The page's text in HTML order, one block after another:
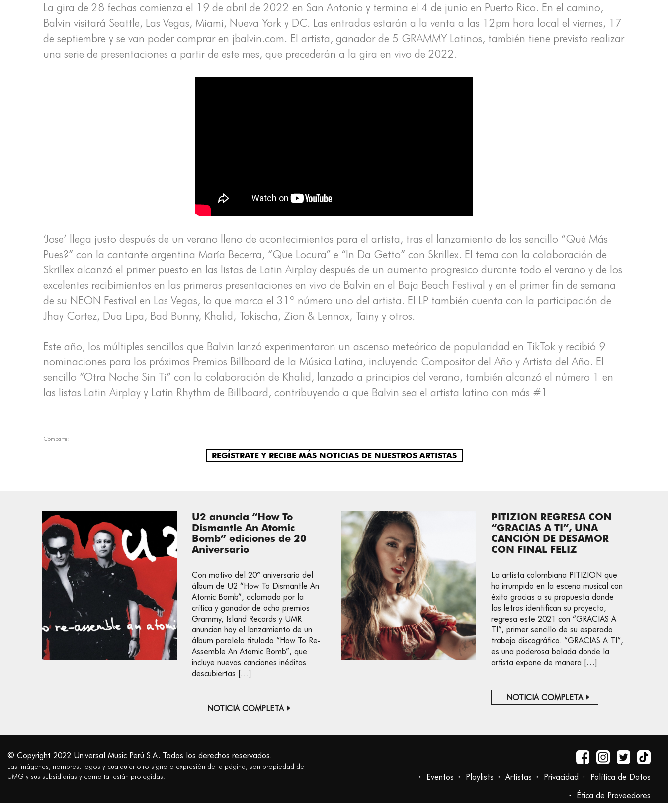
La gira de 28 fechas comienza el 19 de abril de 2022 en San Antonio y termina el 4 de junio en Puerto Rico. En el camino,
Balvin visitará Seattle, Las Vegas, Miami, Nueva York y DC. Las entradas estarán a la venta a las 12pm hora local el viernes, 17
de septiembre y se van poder comprar en jbalvin.com. El artista, ganador de 5 GRAMMY Latinos, también tiene previsto realizar
una serie de presentaciones a partir de este mes, que precederán a la gira en vivo de 2022.
‘Jose’ llega justo después de un verano lleno de acontecimientos para el artista, tras el lanzamiento de los sencillo “Qué Más
Pues?” con la cantante argentina María Becerra, “Que Locura” e “In Da Getto” con Skrillex. El tema con la colaboración de
Skrillex alcanzó el primer puesto en las listas de Latin Airplay después de un aumento progresico durante todo el verano y de los
excelentes recibimientos en las primeras presentaciones en vivo de Balvin en el Baja Beach Festival y en el primer fin de semana
de su NEON Festival en Las Vegas, lo que marca el 31º número uno del artista. El LP también cuenta con la participación de
Jhay Cortez, Dua Lipa, Bad Bunny, Khalid, Tokischa, Zion & Lennox, Tainy y otros.
Este año, los múltiples sencillos que Balvin lanzó experimentaron un ascenso meteórico de popularidad en TikTok y recibió 9
nominaciones para los próximos Premios Billboard de la Música Latina, incluyendo Compositor del Año y Artista del Año. El
sencillo “Otra Noche Sin Ti” con la colaboración de Khalid, lanzado a principios del verano, también alcanzó el número 1 en
las listas Latin Airplay y Latin Rhythm de Billboard, contribuyendo a que Balvin sea el artista latino con más #1
Comparte:
REGÍSTRATE Y RECIBE MÁS NOTICIAS DE NUESTROS ARTISTAS
U2 anuncia “How To
Dismantle An Atomic
Bomb” ediciones de 20
Aniversario
Con motivo del 20º aniversario del
álbum de U2 “How To Dismantle An
Atomic Bomb”, aclamado por la
crítica y ganador de ocho premios
Grammy, Island Records y UMR
anuncian hoy el lanzamiento de un
álbum paralelo titulado “How To Re-
Assemble An Atomic Bomb”, que
incluye nuevas canciones inéditas
descubiertas […]
NOTICIA COMPLETA
PITIZION REGRESA CON
“GRACIAS A TI”, UNA
CANCIÓN DE DESAMOR
CON FINAL FELIZ
La artista colombiana PITIZION que
ha irrumpido en la escena musical con
éxito gracias a su propuesta donde
las letras identifican su proyecto,
regresa este 2021 con “GRACIAS A
TI“, primer sencillo de su esperado
trabajo discográfico. “GRACIAS A TI“,
es una poderosa balada donde la
artista expone de manera […]
NOTICIA COMPLETA
© Copyright 2022 Universal Music Perú S.A. Todos los derechos reservados.
Las imágenes, nombres, logos y cualquier otro signo o expresión de la página, son propiedad de
UMG y sus subsidiarias y como tal están protegidas.
Eventos Playlists Artistas Privacidad
Política de Datos
Ética de Proveedores